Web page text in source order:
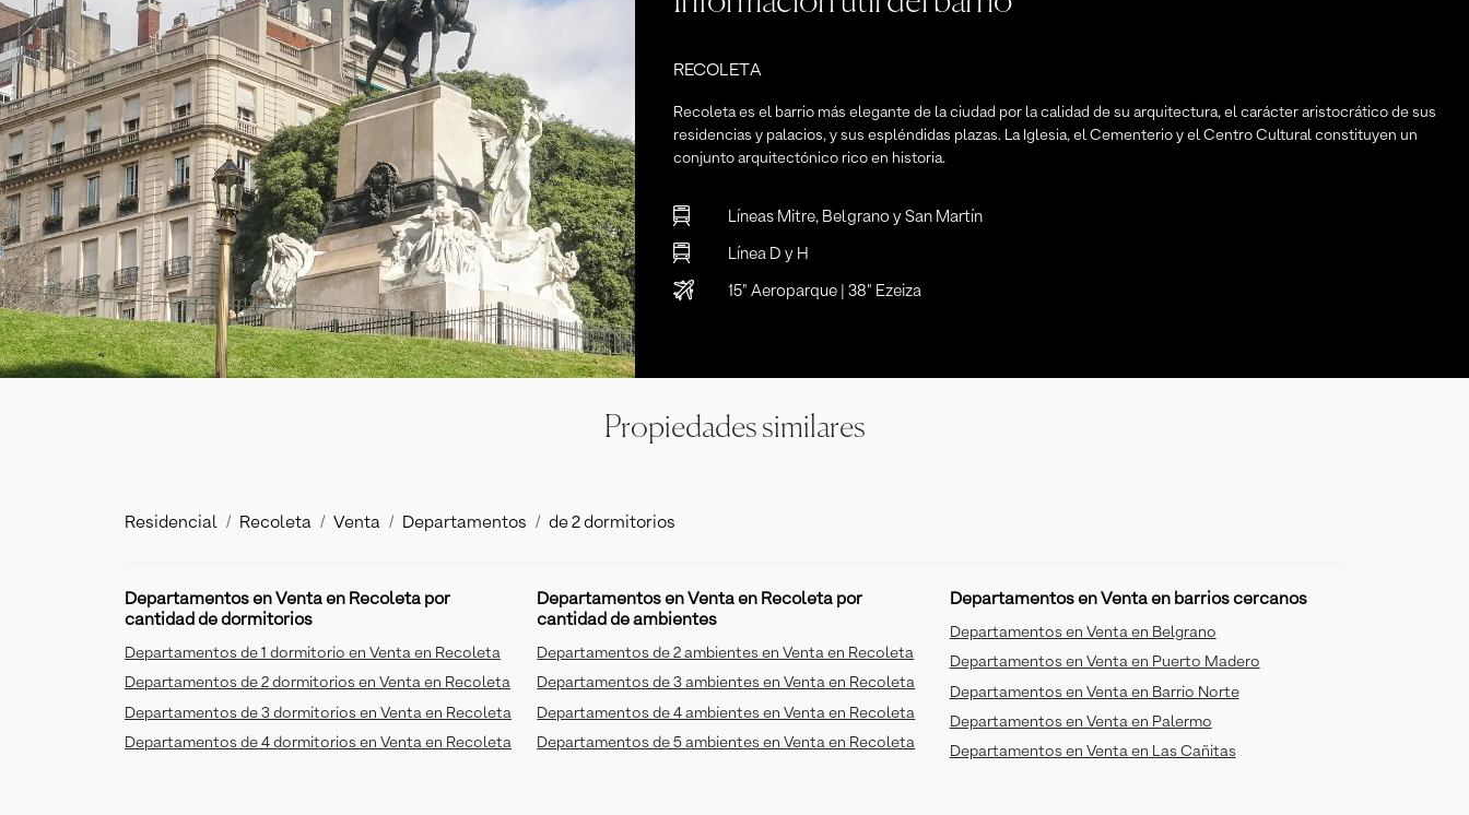
RECOLETA
Recoleta es el barrio más elegante de la ciudad por la calidad de su arquitectura, el carácter aristocrático de sus
residencias y palacios, y sus espléndidas plazas. La Iglesia, el Cementerio y el Centro Cultural constituyen un
conjunto arquitectónico rico en historia.
Líneas Mitre, Belgrano y San Martín
Línea D y H
15" Aeroparque | 38" Ezeiza
Propiedades similares
Residencial Recoleta Venta Departamentos de 2 dormitorios
Departamentos en Venta en Recoleta por
cantidad de dormitorios
Departamentos de 1 dormitorio en Venta en Recoleta
Departamentos de 2 dormitorios en Venta en Recoleta
Departamentos de 3 dormitorios en Venta en Recoleta
Departamentos de 4 dormitorios en Venta en Recoleta
Departamentos en Venta en Recoleta por
cantidad de ambientes
Departamentos de 2 ambientes en Venta en Recoleta
Departamentos de 3 ambientes en Venta en Recoleta
Departamentos de 4 ambientes en Venta en Recoleta
Departamentos de 5 ambientes en Venta en Recoleta
Departamentos en Venta en barrios cercanos
Departamentos en Venta en Belgrano
Departamentos en Venta en Puerto Madero
Departamentos en Venta en Barrio Norte
Departamentos en Venta en Palermo
Departamentos en Venta en Las Cañitas